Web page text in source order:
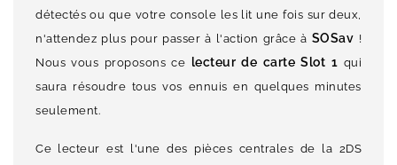
détectés ou que votre console les lit une fois sur deux,
n'attendez plus pour passer à l'action grâce à SOSav !
Nous vous proposons ce lecteur de carte Slot 1 qui
saura résoudre tous vos ennuis en quelques minutes
seulement.
Ce lecteur est l'une des pièces centrales de la 2DS